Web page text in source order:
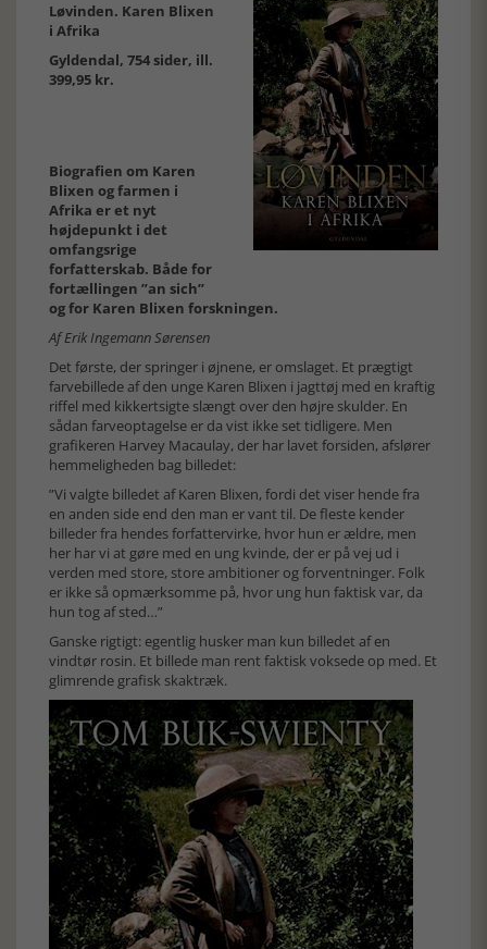
Løvinden. Karen Blixen
i Afrika
Gyldendal, 754 sider, ill.
399,95 kr.
Biografien om Karen
Blixen og farmen i
Afrika er et nyt
højdepunkt i det
omfangsrige
forfatterskab. Både for
fortællingen ”an sich”
og for Karen Blixen forskningen.
Af Erik Ingemann Sørensen
Det første, der springer i øjnene, er omslaget. Et prægtigt
farvebillede af den unge Karen Blixen i jagttøj med en kraftig
riffel med kikkertsigte slængt over den højre skulder. En
sådan farveoptagelse er da vist ikke set tidligere. Men
grafikeren Harvey Macaulay, der har lavet forsiden, afslører
hemmeligheden bag billedet:
”Vi valgte billedet af Karen Blixen, fordi det viser hende fra
en anden side end den man er vant til. De fleste kender
billeder fra hendes forfattervirke, hvor hun er ældre, men
her har vi at gøre med en ung kvinde, der er på vej ud i
verden med store, store ambitioner og forventninger. Folk
er ikke så opmærksomme på, hvor ung hun faktisk var, da
hun tog af sted…”
Ganske rigtigt: egentlig husker man kun billedet af en
vindtør rosin. Et billede man rent faktisk voksede op med. Et
glimrende grafisk skaktræk.